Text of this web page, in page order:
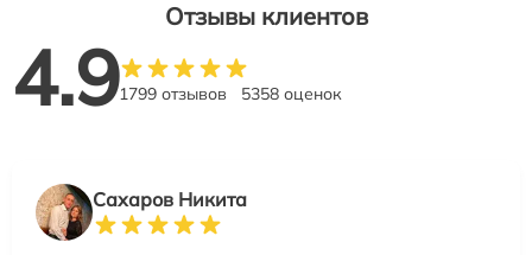
Отзывы клиентов
4.91799 отзывов 5358 оценок
Сахаров Никита